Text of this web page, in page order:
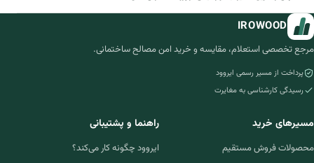
IROWOOD
مرجع تخصصی استعلام، مقایسه و خرید امن مصالح ساختمانی.
پرداخت از مسیر رسمی ایروود
رسیدگی کارشناسی به مغایرت
مسیرهای خرید
محصولات فروش مستقیم
راهنما و پشتیبانی
ایروود چگونه کار می‌کند؟